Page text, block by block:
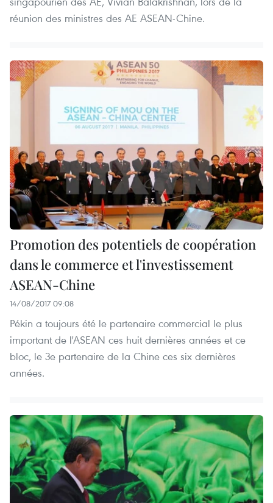
réunion des ministres des AE ASEAN-Chine.
Promotion des potentiels de coopération
dans le commerce et l'investissement
ASEAN-Chine
14/08/2017 09:08
Pékin a toujours été le partenaire commercial le plus
important de l'ASEAN ces huit dernières années et ce
bloc, le 3e partenaire de la Chine ces six dernières
années.